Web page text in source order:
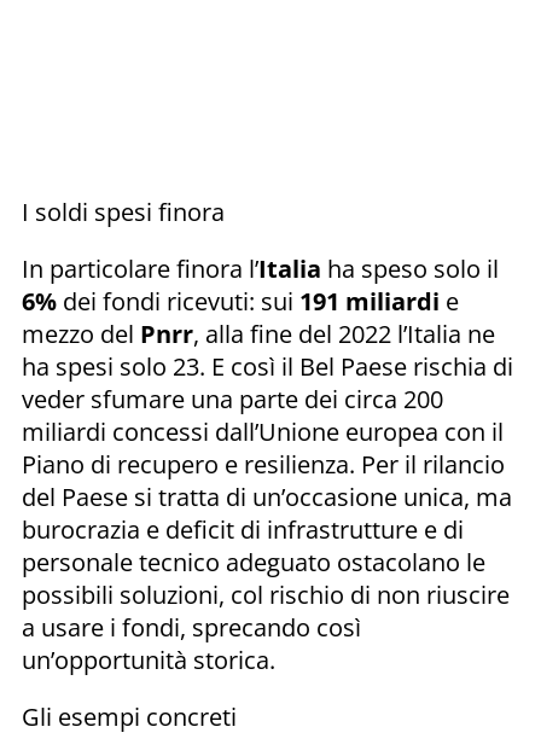
I soldi spesi finora
In particolare finora l’Italia ha speso solo il
6% dei fondi ricevuti: sui 191 miliardi e
mezzo del Pnrr, alla fine del 2022 l’Italia ne
ha spesi solo 23. E così il Bel Paese rischia di
veder sfumare una parte dei circa 200
miliardi concessi dall’Unione europea con il
Piano di recupero e resilienza. Per il rilancio
del Paese si tratta di un’occasione unica, ma
burocrazia e deficit di infrastrutture e di
personale tecnico adeguato ostacolano le
possibili soluzioni, col rischio di non riuscire
a usare i fondi, sprecando così
un’opportunità storica.
Gli esempi concreti